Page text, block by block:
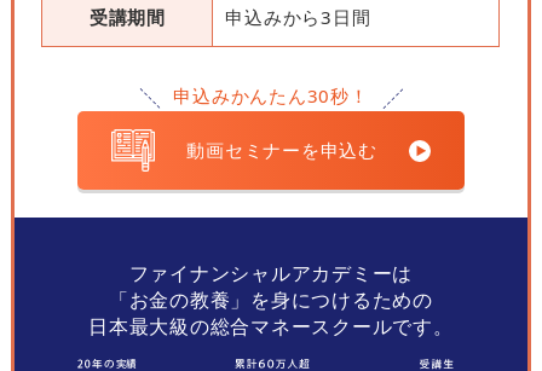
受講期間 申込みから3日間
申込みかんたん30秒！
動画セミナーを申込む
ファイナンシャルアカデミーは
「お金の教養」を身につけるための
日本最大級の総合マネースクールです。